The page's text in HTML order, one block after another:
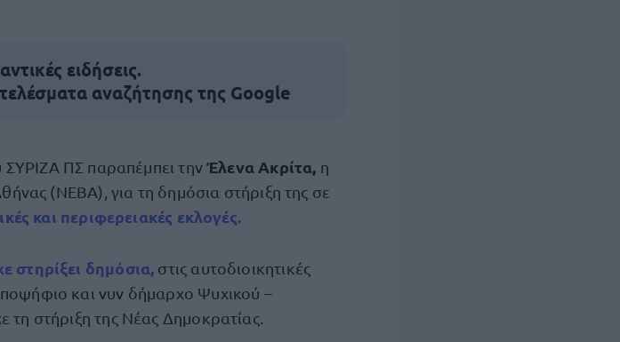
ειδήσεις.
αναζήτησης της Google
ΣΥΡΙΖΑ ΠΣ παραπέμπει τηνΈλενα Ακρίτα, η
(ΝΕΒΑ), για τη δημόσια στήριξη της σε
και περιφερειακές εκλογές.
στηρίξει δημόσια, στις αυτοδιοικητικές
και νυν δήμαρχο Ψυχικού –
τη στήριξη της Νέας Δημοκρατίας.